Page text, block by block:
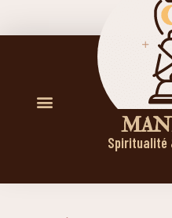
M A N
Spiritualité